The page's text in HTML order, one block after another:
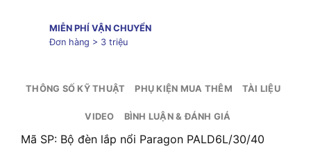
MIỄN PHÍ VẬN CHUYỂN
Đơn hàng > 3 triệu
THÔNG SỐ KỸ THUẬT PHỤ KIỆN MUA THÊM TÀI LIỆU
VIDEO BÌNH LUẬN & ĐÁNH GIÁ
Mã SP: Bộ đèn lắp nổi Paragon PALD6L/30/40